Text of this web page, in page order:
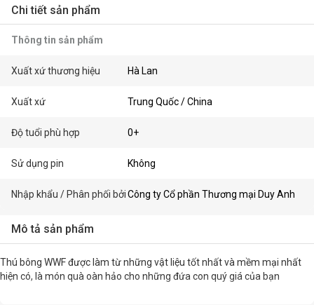
Chi tiết sản phẩm
Thông tin sản phẩm
Xuất xứ thương hiệu Hà Lan
Xuất xứ Trung Quốc / China
Độ tuổi phù hợp 0+
Sử dụng pin Không
Nhập khẩu / Phân phối bởi Công ty Cổ phần Thương mại Duy Anh
Mô tả sản phẩm
Thú bông WWF được làm từ những vật liệu tốt nhất và mềm mại nhất
hiện có, là món quà oàn hảo cho những đứa con quý giá của bạn